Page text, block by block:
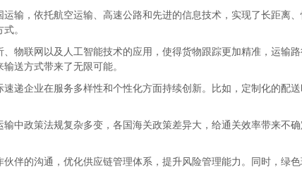
输，依托航空运输、高速公路和先进的信息技术，实现了长距离
。
物联网以及人工智能技术的应用，使得货物跟踪更加精准，运输
送方式带来了无限可能。
递企业在服务多样性和个性化方面持续创新。比如，定制化的配
中政策法规复杂多变，各国海关政策差异大，给通关效率带来不
伴的沟通，优化供应链管理体系，提升风险管理能力。同时，绿